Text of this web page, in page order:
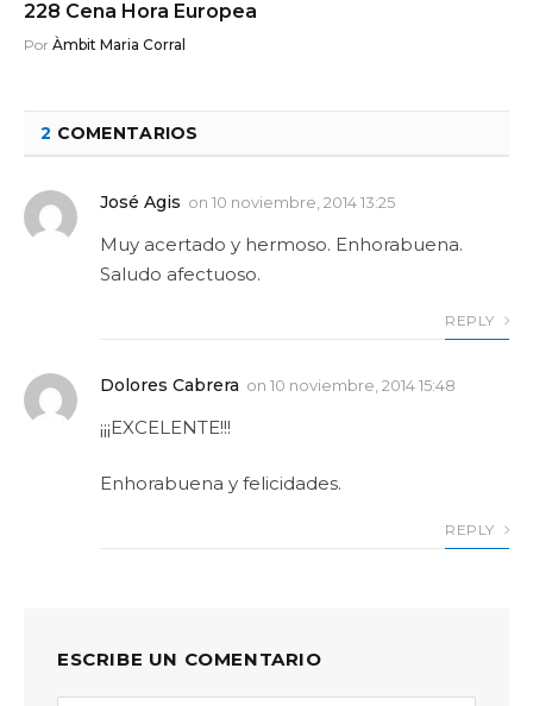
228 Cena Hora Europea
Por Àmbit Maria Corral
2 COMENTARIOS
José Agis on 10 noviembre, 2014 13:25
Muy acertado y hermoso. Enhorabuena.
Saludo afectuoso.
REPLY
Dolores Cabrera on 10 noviembre, 2014 15:48
¡¡¡EXCELENTE!!!
Enhorabuena y felicidades.
REPLY
ESCRIBE UN COMENTARIO